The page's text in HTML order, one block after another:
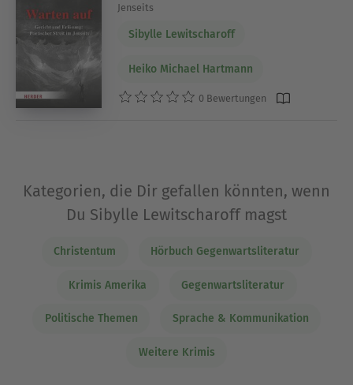
Jenseits
Sibylle Lewitscharoff
Heiko Michael Hartmann
0 Bewertungen
Kategorien, die Dir gefallen könnten, wenn
Du Sibylle Lewitscharoff magst
Christentum Hörbuch Gegenwartsliteratur
Krimis Amerika Gegenwartsliteratur
Politische Themen Sprache & Kommunikation
Weitere Krimis